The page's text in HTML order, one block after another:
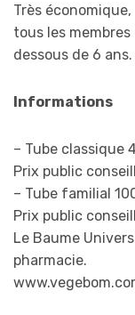
Très
tous les
dessous de 6 ans.
Informations
– Tube classique
Prix public
– Tube familial
Prix public
Le Baume
pharmacie.